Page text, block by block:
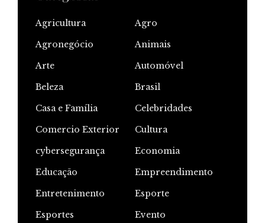
Agricultura
Agro
Agronegócio
Animais
Arte
Automóvel
Beleza
Brasil
Casa e Família
Celebridades
Comercio Exterior
Cultura
cybersegurança
Economia
Educação
Empreendimento
Entretenimento
Esporte
Esportes
Evento